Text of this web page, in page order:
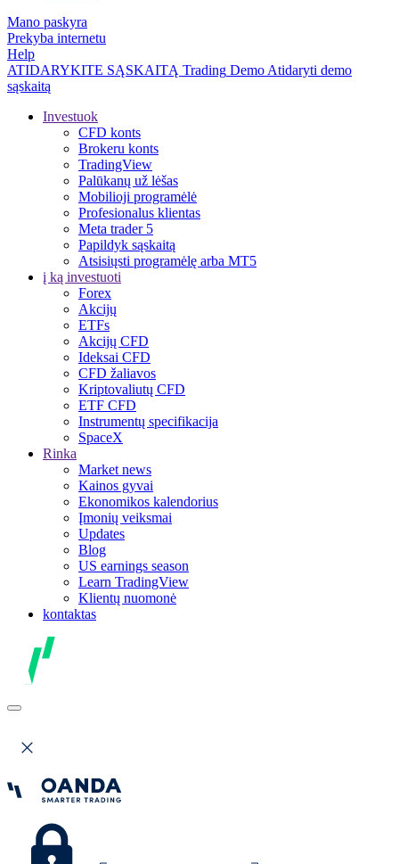
Mano paskyra
Prekyba internetu
Help
ATIDARYKITE SĄSKAITĄ Trading Demo Atidaryti demo
sąskaitą
Investuok
CFD konts
Brokeru konts
TradingView
Palūkanų už lėšas
Mobilioji programėlė
Profesionalus klientas
Meta trader 5
Papildyk sąskaitą
Atsisiųsti programėlę arba MT5
į ką investuoti
Forex
Akcijų
ETFs
Akcijų CFD
Ideksai CFD
CFD žaliavos
Kriptovaliutų CFD
ETF CFD
Instrumentų specifikacija
SpaceX
Rinka
Market news
Kainos gyvai
Ekonomikos kalendorius
Įmonių veiksmai
Updates
Blog
US earnings season
Learn TradingView
Klientų nuomonė
kontaktas